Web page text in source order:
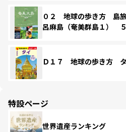
０２ 地球の歩き方 島
呂麻島（奄美群島１）
Ｄ１７ 地球の歩き方
特設ページ
世界遺産ランキング